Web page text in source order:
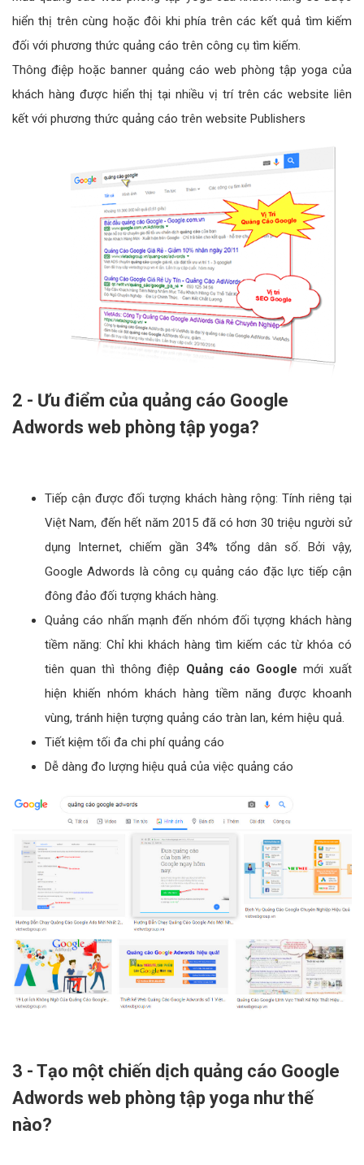
hiển thị trên cùng hoặc đôi khi phía trên các kết quả tìm kiếm
đối với phương thức quảng cáo trên công cụ tìm kiếm.
Thông điệp hoặc banner quảng cáo web phòng tập yoga của
khách hàng được hiển thị tại nhiều vị trí trên các website liên
kết với phương thức quảng cáo trên website Publishers
2 - Ưu điểm của quảng cáo Google
Adwords web phòng tập yoga?
Tiếp cận được đối tượng khách hàng rộng: Tính riêng tại
Việt Nam, đến hết năm 2015 đã có hơn 30 triệu người sử
dụng Internet, chiếm gần 34% tổng dân số. Bởi vậy,
Google Adwords là công cụ quảng cáo đặc lực tiếp cận
đông đảo đối tượng khách hàng.
Quảng cáo nhấn mạnh đến nhóm đối tựợng khách hàng
tiềm năng: Chỉ khi khách hàng tìm kiếm các từ khóa có
tiên quan thì thông điệp Quảng cáo Google mới xuất
hiện khiến nhóm khách hàng tiềm năng được khoanh
vùng, tránh hiện tượng quảng cáo tràn lan, kém hiệu quả.
Tiết kiệm tối đa chi phí quảng cáo
Dễ dàng đo lượng hiệu quả của việc quảng cáo
3 - Tạo một chiến dịch quảng cáo Google
Adwords web phòng tập yoga như thế
nào?